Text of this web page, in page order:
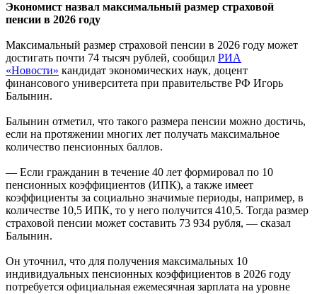
Экономист назвал максимальный размер страховой
пенсии в 2026 году
Максимальный размер страховой пенсии в 2026 году может
достигать почти 74 тысяч рублей, сообщил РИА
«Новости» кандидат экономических наук, доцент
финансового университета при правительстве РФ Игорь
Балынин.
Балынин отметил, что такого размера пенсии можно достичь,
если на протяжении многих лет получать максимальное
количество пенсионных баллов.
— Если гражданин в течение 40 лет формировал по 10
пенсионных коэффициентов (ИПК), а также имеет
коэффициенты за социально значимые периоды, например, в
количестве 10,5 ИПК, то у него получится 410,5. Тогда размер
страховой пенсии может составить 73 934 рубля, — сказал
Балынин.
Он уточнил, что для получения максимальных 10
индивидуальных пенсионных коэффициентов в 2026 году
потребуется официальная ежемесячная зарплата на уровне